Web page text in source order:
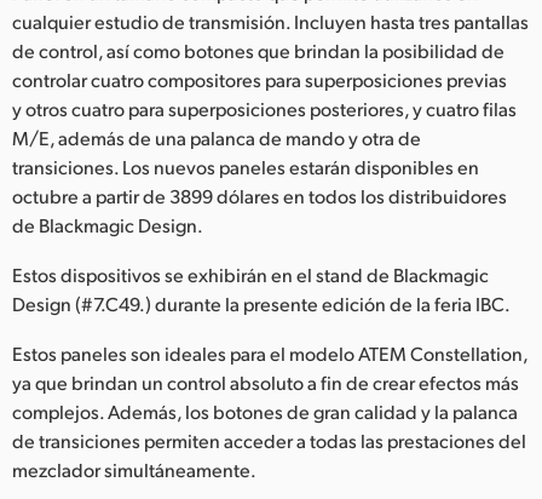
Malaysia
Netherlands
New Zealand
Norway
Portugal
Singapore
South Africa
España
cualquier estudio de transmisión. Incluyen hasta tres pantallas
de control, así como botones que brindan la posibilidad de
controlar cuatro compositores para superposiciones previas
y otros cuatro para superposiciones posteriores, y cuatro filas
M/E, además de una palanca de mando y otra de
transiciones. Los nuevos paneles estarán disponibles en
octubre a partir de 3899 dólares en todos los distribuidores
de Blackmagic Design.
Estos dispositivos se exhibirán en el stand de Blackmagic
Design (#7.C49.) durante la presente edición de la feria IBC.
Estos paneles son ideales para el modelo ATEM Constellation,
ya que brindan un control absoluto a fin de crear efectos más
complejos. Además, los botones de gran calidad y la palanca
de transiciones permiten acceder a todas las prestaciones del
mezclador simultáneamente.